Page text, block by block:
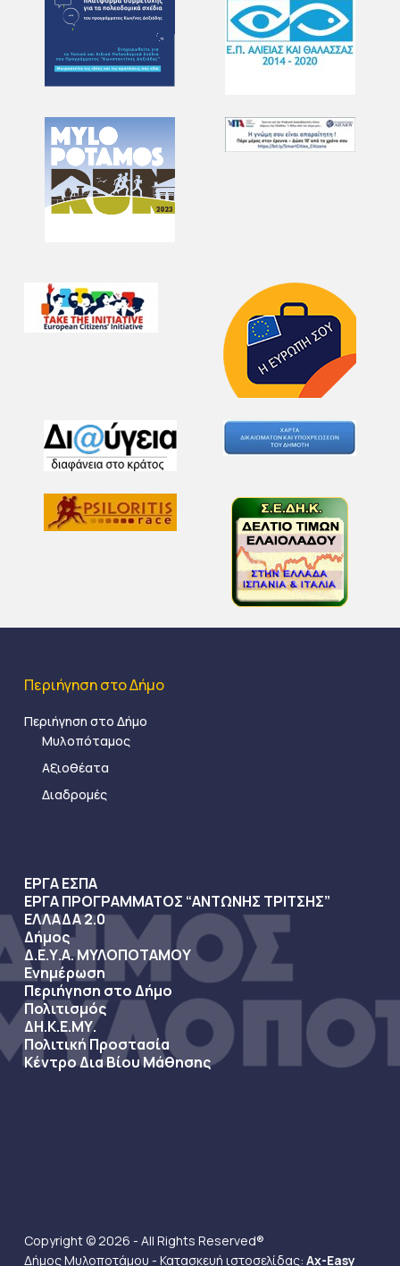
Περιήγηση στο Δήμο
Περιήγηση στο Δήμο
Μυλοπόταμος
Αξιοθέατα
Διαδρομές
ΕΡΓΑ ΕΣΠΑ
ΕΡΓΑ ΠΡΟΓΡΑΜΜΑΤΟΣ “ΑΝΤΩΝΗΣ ΤΡΙΤΣΗΣ”
ΕΛΛΑΔΑ 2.0
Δήμος
Δ.Ε.Υ.Α. ΜΥΛΟΠΟΤΑΜΟΥ
Ενημέρωση
Περιήγηση στο Δήμο
Πολιτισμός
ΔΗ.Κ.Ε.ΜΥ.
Πολιτική Προστασία
Κέντρο Δια Βίου Μάθησης
Copyright © 2026 - All Rights Reserved®
Δήμος Μυλοποτάμου - Κατασκευή ιστοσελίδας: Ax-Easy